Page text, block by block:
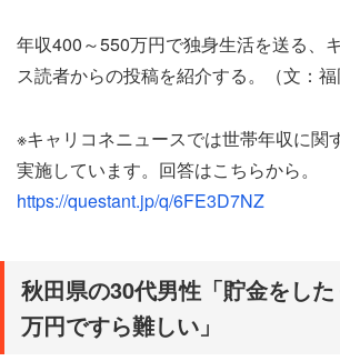
年収400～550万円で独身生活を送る、
ス読者からの投稿を紹介する。（文：福
※キャリコネニュースでは世帯年収に関
実施しています。回答はこちらから。
https://questant.jp/q/6FE3D7NZ
秋田県の30代男性「貯金をし
万円ですら難しい」